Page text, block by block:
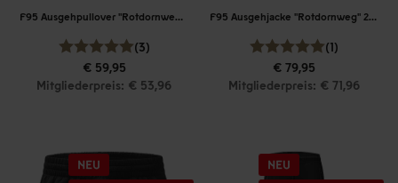
F95 Ausgehpullover "Rotdornweg" 26-27
(3)
€ 59,95
Mitgliederpreis: € 53,96
F95 Ausgehjacke "Rotdornweg" 26-27
(1)
€ 79,95
Mitgliederpreis: € 71,96